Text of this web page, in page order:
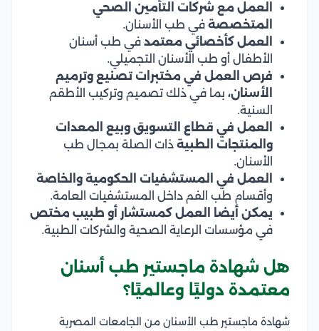
العمل مع شركات التأمين الصحي
المتخصصة في طب الأسنان.
العمل كأخصائي معتمد في طب أسنان
الأطفال أو طب الأسنان التجميلي.
فرص العمل في مختبرات تصنيع وترميم
الأسنان، بما في ذلك تصميم وتركيب الأطقم
السنية.
العمل في قطاع التسويق وبيع المعدات
والمنتجات الطبية ذات الصلة بمجال طب
الأسنان.
العمل في المستشفيات الحكومية والخاصة
وأقسام طب الفم داخل المستشفيات العامة.
يمكن أيضا العمل كمستشار أو طبيب مختص
في مؤسسات الرعاية الصحية والشركات الطبية.
هل شهادة ماجستير طب أسنان
معتمدة دوليًا وعالميًا؟
شهادة ماجستير طب الأسنان من الجامعات المصرية